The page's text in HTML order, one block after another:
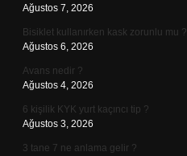
Ağustos 7, 2026
Bisiklet kullanırken kask zorunlu mu ?
Ağustos 6, 2026
Avans nedir ?
Ağustos 4, 2026
6 kişilik KYK yurt kaçıncı tip ?
Ağustos 3, 2026
3 tane 7 ne anlama gelir ?